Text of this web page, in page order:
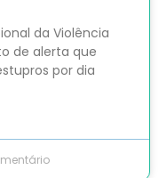
da Violência
de alerta que
por dia